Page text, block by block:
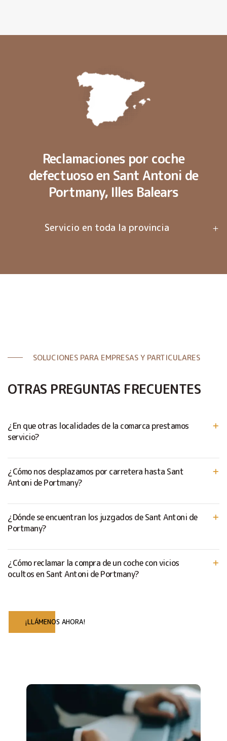
Reclamaciones por coche
defectuoso en Sant Antoni de
Portmany, Illes Balears
Servicio en toda la provincia
SOLUCIONES PARA EMPRESAS Y PARTICULARES
OTRAS PREGUNTAS FRECUENTES
¿En que otras localidades de la comarca prestamos
servicio?
¿Cómo nos desplazamos por carretera hasta Sant
Antoni de Portmany?
¿Dónde se encuentran los juzgados de Sant Antoni de
Portmany?
¿Cómo reclamar la compra de un coche con vicios
ocultos en Sant Antoni de Portmany?
¡LLÁMENOS AHORA!